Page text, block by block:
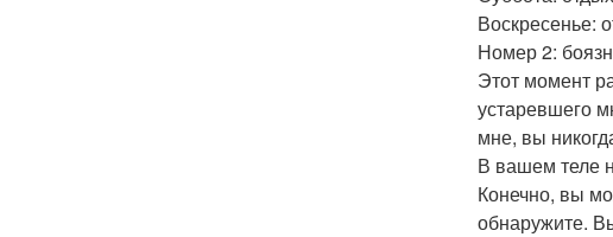
Воскресенье:
Номер 2:
Этот момент
устаревшего
мне, вы
В вашем теле
Конечно, вы
обнаружите.